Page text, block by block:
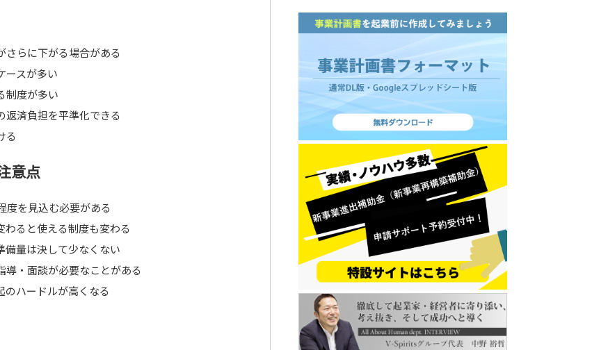
らに下がる場合がある
ースが多い
制度が多い
返済負担を平準化できる
る
意点
度を見込む必要がある
ると使える制度も変わる
備量は決して少なくない
・面談が必要なことがある
ハードルが高くなる